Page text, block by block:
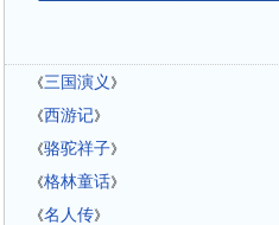
《三国演义 》
《西游记》
《骆驼祥子》
《格林童话》
《名人传》